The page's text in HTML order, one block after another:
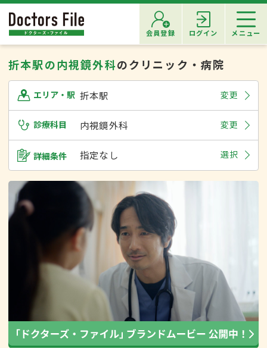
会員登録 ログイン メニュー
折本駅の内視鏡外科のクリニック・病院
エリア・駅 折本駅 変更
診療科目 内視鏡外科 変更
詳細条件 指定なし 選択